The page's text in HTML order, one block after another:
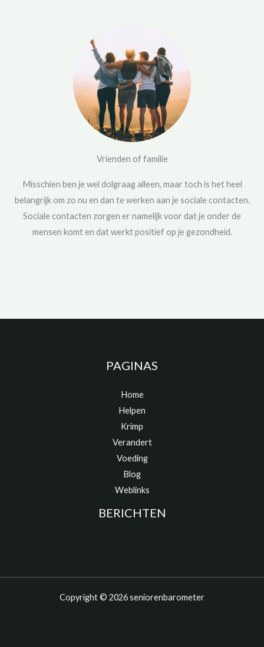
Vrienden of familie
Misschien ben je wel dolgraag alleen, maar toch is het heel
belangrijk om zo nu en dan te werken aan je sociale contacten.
Sociale contacten zorgen er namelijk voor dat je onder de
mensen komt en dat werkt positief op je gezondheid.
PAGINAS
Home
Helpen
Krimp
Verandert
Voeding
Blog
Weblinks
BERICHTEN
Copyright © 2026 seniorenbarometer